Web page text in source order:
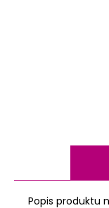
Popis produktu